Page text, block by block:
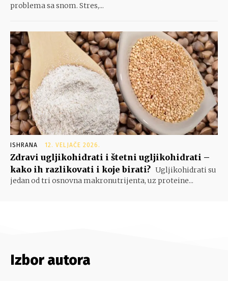
problema sa snom. Stres,...
ISHRANA 12. VELJAČE 2026.
Zdravi ugljikohidrati i štetni ugljikohidrati –
kako ih razlikovati i koje birati? Ugljikohidrati su
jedan od tri osnovna makronutrijenta, uz proteine...
Izbor autora